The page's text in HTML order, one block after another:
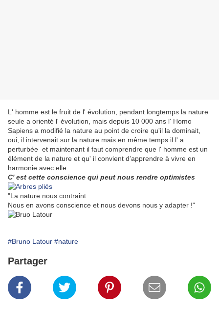
L' homme est le fruit de l' évolution, pendant longtemps la nature
seule a orienté l' évolution, mais depuis 10 000 ans l' Homo
Sapiens a modifié la nature au point de croire qu'il la dominait,
oui, il intervenait sur la nature mais en même temps il l' a
perturbée et maintenant il faut comprendre que l' homme est un
élément de la nature et qu' il convient d'apprendre à vivre en
harmonie avec elle .
C' est cette conscience qui peut nous rendre optimistes
"La nature nous contraint
Nous en avons conscience et nous devons nous y adapter !"
#Bruno Latour #nature
Partager